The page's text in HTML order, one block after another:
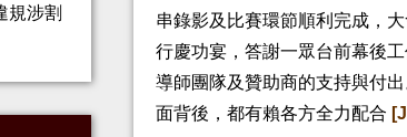
規涉割
串錄影及比賽環節順利完成，
行慶功宴，答謝一眾台前幕後工
導師團隊及贊助商的支持與付
面背後，都有賴各方全力配合